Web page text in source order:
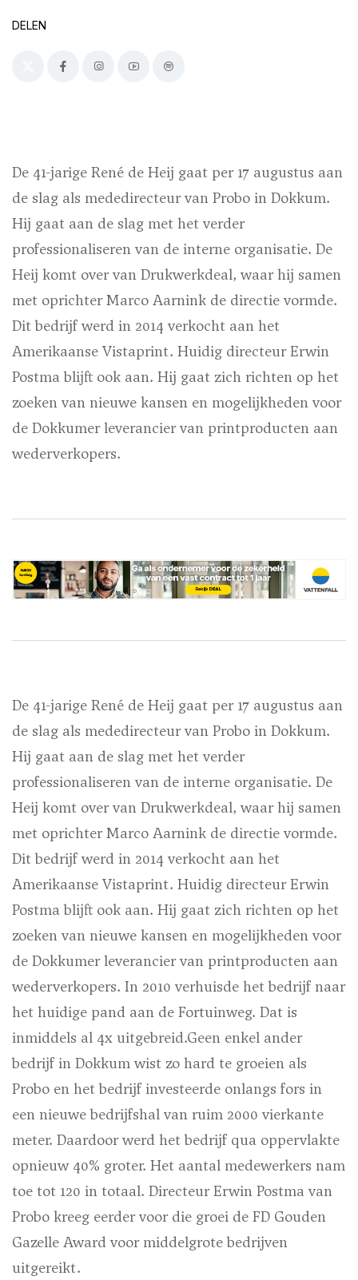
DELEN
De 41-jarige René de Heij gaat per 17 augustus aan
de slag als mededirecteur van Probo in Dokkum.
Hij gaat aan de slag met het verder
professionaliseren van de interne organisatie. De
Heij komt over van Drukwerkdeal, waar hij samen
met oprichter Marco Aarnink de directie vormde.
Dit bedrijf werd in 2014 verkocht aan het
Amerikaanse Vistaprint. Huidig directeur Erwin
Postma blijft ook aan. Hij gaat zich richten op het
zoeken van nieuwe kansen en mogelijkheden voor
de Dokkumer leverancier van printproducten aan
wederverkopers.
De 41-jarige René de Heij gaat per 17 augustus aan
de slag als mededirecteur van Probo in Dokkum.
Hij gaat aan de slag met het verder
professionaliseren van de interne organisatie. De
Heij komt over van Drukwerkdeal, waar hij samen
met oprichter Marco Aarnink de directie vormde.
Dit bedrijf werd in 2014 verkocht aan het
Amerikaanse Vistaprint. Huidig directeur Erwin
Postma blijft ook aan. Hij gaat zich richten op het
zoeken van nieuwe kansen en mogelijkheden voor
de Dokkumer leverancier van printproducten aan
wederverkopers. In 2010 verhuisde het bedrijf naar
het huidige pand aan de Fortuinweg. Dat is
inmiddels al 4x uitgebreid.Geen enkel ander
bedrijf in Dokkum wist zo hard te groeien als
Probo en het bedrijf investeerde onlangs fors in
een nieuwe bedrijfshal van ruim 2000 vierkante
meter. Daardoor werd het bedrijf qua oppervlakte
opnieuw 40% groter. Het aantal medewerkers nam
toe tot 120 in totaal. Directeur Erwin Postma van
Probo kreeg eerder voor die groei de FD Gouden
Gazelle Award voor middelgrote bedrijven
uitgereikt.